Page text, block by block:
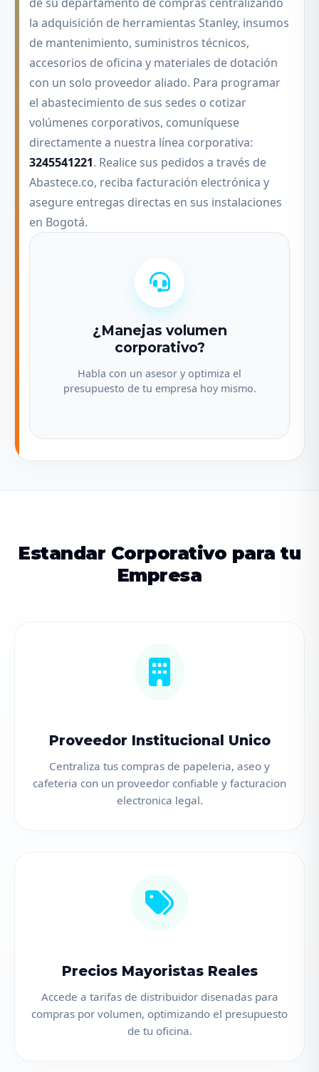
la adquisición de herramientas Stanley, insumos
de mantenimiento, suministros técnicos,
accesorios de oficina y materiales de dotación
con un solo proveedor aliado. Para programar
el abastecimiento de sus sedes o cotizar
volúmenes corporativos, comuníquese
directamente a nuestra línea corporativa:
3245541221. Realice sus pedidos a través de
Abastece.co, reciba facturación electrónica y
asegure entregas directas en sus instalaciones
en Bogotá.
¿Manejas volumen
corporativo?
Habla con un asesor y optimiza el
presupuesto de tu empresa hoy mismo.
Estandar Corporativo para tu
Empresa
Proveedor Institucional Unico
Centraliza tus compras de papeleria, aseo y
cafeteria con un proveedor confiable y facturacion
electronica legal.
Precios Mayoristas Reales
Accede a tarifas de distribuidor disenadas para
compras por volumen, optimizando el presupuesto
de tu oficina.